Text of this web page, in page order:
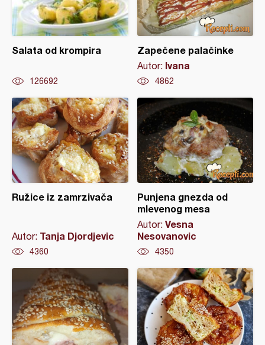
Salata od krompira
126692
Zapečene palačinke
Autor: Ivana
4862
Ružice iz zamrzivača
Autor: Tanja Djordjevic
4360
Punjena gnezda od
mlevenog mesa
Autor: Vesna
Nesovanovic
4350